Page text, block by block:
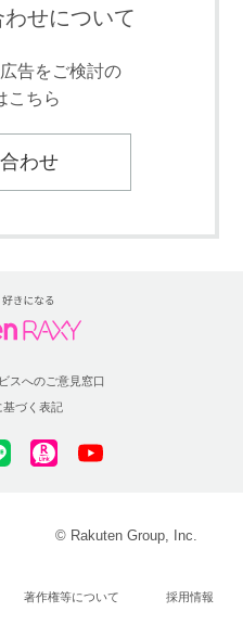
せについて
告をご検討の
こちら
わせ
スへのご意見窓口
基づく表記
© Rakuten Group, Inc.
著作権等について 採用情報